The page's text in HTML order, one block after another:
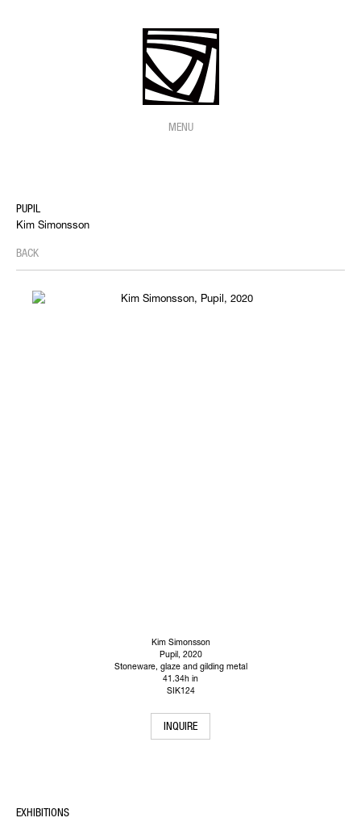
MENU
PUPIL
Kim Simonsson
BACK
Kim Simonsson
Pupil, 2020
Stoneware, glaze and gilding metal
41.34h in
SIK124
INQUIRE
EXHIBITIONS